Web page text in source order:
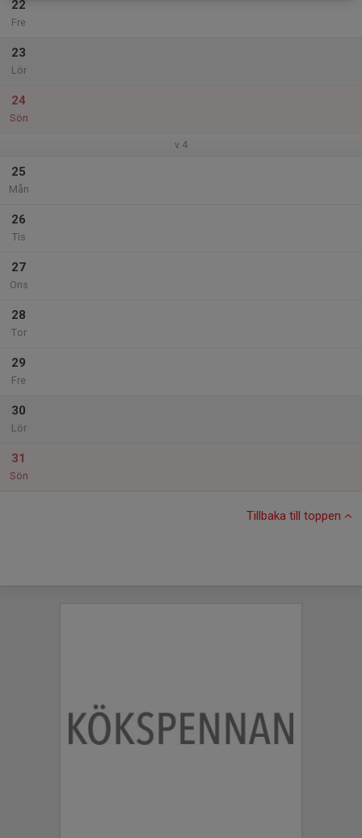
22
Fre
23
Lör
24
Sön
v.4
25
Mån
26
Tis
27
Ons
28
Tor
29
Fre
30
Lör
31
Sön
Tillbaka till toppen